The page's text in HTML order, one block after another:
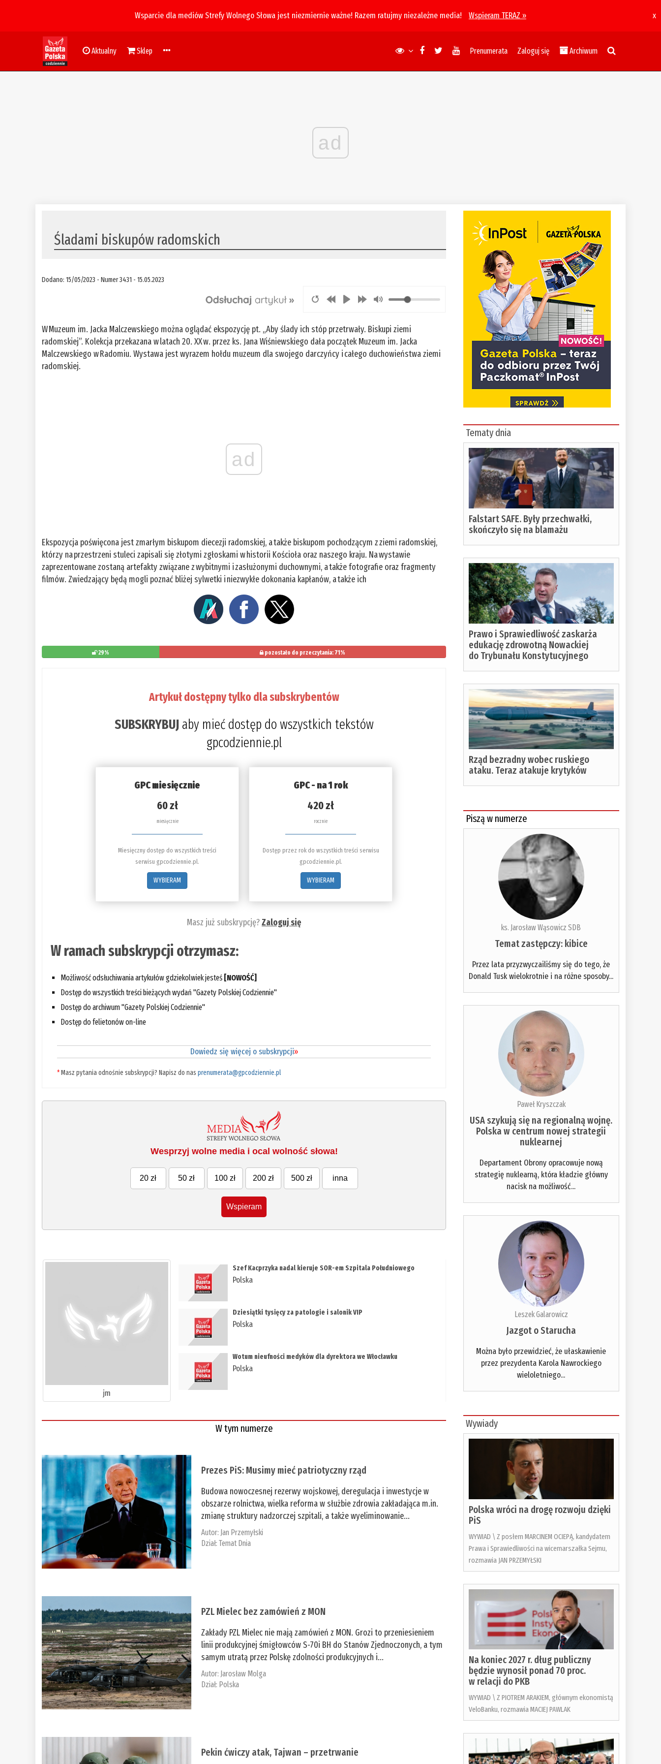
Wsparcie dla mediów Strefy Wolnego Słowa jest niezmiernie ważne! Razem ratujmy niezależne media! Wspieram TERAZ » x
Aktualny Sklep Prenumerata Zaloguj się Archiwum
ad
Śladami biskupów radomskich
Dodano: 15/05/2023 - Numer 3431 - 15.05.2023
W Muzeum im. Jacka Malczewskiego można oglądać ekspozycję pt. „Aby ślady ich stóp przetrwały. Biskupi ziemi
radomskiej”. Kolekcja przekazana w latach 20. XX w. przez ks. Jana Wiśniewskiego dała początek Muzeum im. Jacka
Malczewskiego w Radomiu. Wystawa jest wyrazem hołdu muzeum dla swojego darczyńcy i całego duchowieństwa ziemi
radomskiej.
ad
Ekspozycja poświęcona jest zmarłym biskupom diecezji radomskiej, a także biskupom pochodzącym z ziemi radomskiej,
którzy na przestrzeni stuleci zapisali się złotymi zgłoskami w historii Kościoła oraz naszego kraju. Na wystawie
zaprezentowane zostaną artefakty związane z wybitnymi i zasłużonymi duchownymi, a także fotografie oraz fragmenty
filmów. Zwiedzający będą mogli poznać bliżej sylwetki i niezwykłe dokonania kapłanów, a także ich
29% pozostało do przeczytania: 71%
Artykuł dostępny tylko dla subskrybentów
SUBSKRYBUJaby mieć dostęp do wszystkich tekstów
gpcodziennie.pl
GPC miesięcznie
60 zł
miesięcznie
Miesięczny dostęp do wszystkich treści
serwisu gpcodziennie.pl.
WYBIERAM
GPC - na 1 rok
420 zł
rocznie
Dostęp przez rok do wszystkich treści serwisu
gpcodziennie.pl.
WYBIERAM
Masz już subskrypcję?Zaloguj się
W ramach subskrypcji otrzymasz:
Możliwość odsłuchiwania artykułów gdziekolwiek jesteś [NOWOŚĆ]
Dostęp do wszystkich treści bieżących wydań "Gazety Polskiej Codziennie"
Dostęp do archiwum "Gazety Polskiej Codziennie"
Dostęp do felietonów on-line
Dowiedz się więcej o subskrypcji»
*Masz pytania odnośnie subskrypcji? Napisz do nasprenumerata@gpcodziennie.pl
Wesprzyj wolne media i ocal wolność słowa!
20 zł 50 zł 100 zł 200 zł 500 zł inna
Wspieram
jm
Szef Kacprzyka nadal kieruje SOR-em Szpitala Południowego
Polska
Dziesiątki tysięcy za patologie i salonik VIP
Polska
Wotum nieufności medyków dla dyrektora we Włocławku
Polska
W tym numerze
Prezes PiS: Musimy mieć patriotyczny rząd
Budowa nowoczesnej rezerwy wojskowej, deregulacja i inwestycje w
obszarze rolnictwa, wielka reforma w służbie zdrowia zakładająca m.in.
zmianę struktury nadzorczej szpitali, a także wyeliminowanie...
Autor: Jan Przemyłski
Dział:Temat Dnia
PZL Mielec bez zamówień z MON
Zakłady PZL Mielec nie mają zamówień z MON. Grozi to przeniesieniem
linii produkcyjnej śmigłowców S-70i BH do Stanów Zjednoczonych, a tym
samym utratą przez Polskę zdolności produkcyjnych i...
Autor: Jarosław Molga
Dział: Polska
Pekin ćwiczy atak, Tajwan – przetrwanie
Tematy dnia
Falstart SAFE. Były przechwałki,
skończyło się na blamażu
Prawo i Sprawiedliwość zaskarża
edukację zdrowotną Nowackiej
do Trybunału Konstytucyjnego
Rząd bezradny wobec ruskiego
ataku. Teraz atakuje krytyków
Piszą w numerze
ks. Jarosław Wąsowicz SDB
Temat zastępczy: kibice
Przez lata przyzwyczailiśmy się do tego, że
Donald Tusk wielokrotnie i na różne sposoby...
Paweł Kryszczak
USA szykują się na regionalną wojnę.
Polska w centrum nowej strategii
nuklearnej
Departament Obrony opracowuje nową
strategię nuklearną, która kładzie główny
nacisk na możliwość...
Leszek Galarowicz
Jazgot o Starucha
Można było przewidzieć, że ułaskawienie
przez prezydenta Karola Nawrockiego
wieloletniego...
Wywiady
Polska wróci na drogę rozwoju dzięki
PiS
WYWIAD \ Z posłem MARCINEM OCIEPĄ, kandydatem
Prawa i Sprawiedliwości na wicemarszałka Sejmu,
rozmawia JAN PRZEMYŁSKI
Na koniec 2027 r. dług publiczny
będzie wynosił ponad 70 proc.
w relacji do PKB
WYWIAD \ Z PIOTREM ARAKIEM, głównym ekonomistą
VeloBanku, rozmawia MACIEJ PAWLAK